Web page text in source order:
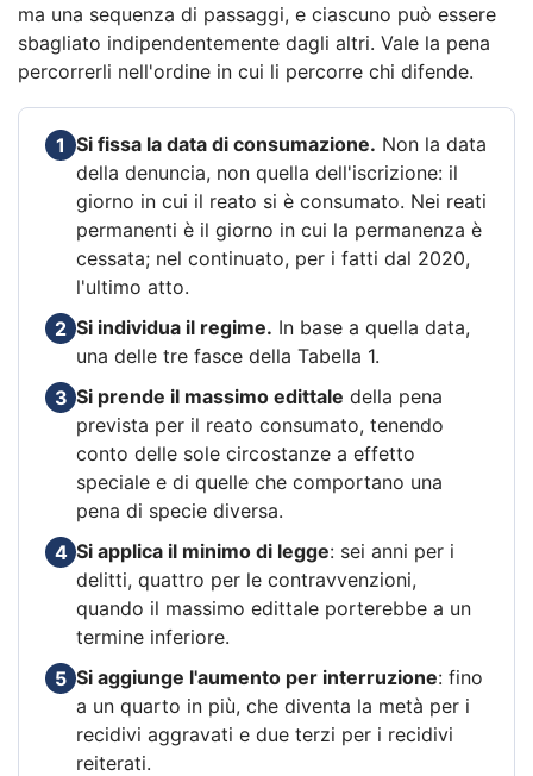
ma una sequenza di passaggi, e ciascuno può essere
sbagliato indipendentemente dagli altri. Vale la pena
percorrerli nell'ordine in cui li percorre chi difende.
1 Si fissa la data di consumazione. Non la data
della denuncia, non quella dell'iscrizione: il
giorno in cui il reato si è consumato. Nei reati
permanenti è il giorno in cui la permanenza è
cessata; nel continuato, per i fatti dal 2020,
l'ultimo atto.
2 Si individua il regime. In base a quella data,
una delle tre fasce della Tabella 1.
3 Si prende il massimo edittale della pena
prevista per il reato consumato, tenendo
conto delle sole circostanze a effetto
speciale e di quelle che comportano una
pena di specie diversa.
4 Si applica il minimo di legge: sei anni per i
delitti, quattro per le contravvenzioni,
quando il massimo edittale porterebbe a un
termine inferiore.
5 Si aggiunge l'aumento per interruzione: fino
a un quarto in più, che diventa la metà per i
recidivi aggravati e due terzi per i recidivi
reiterati.